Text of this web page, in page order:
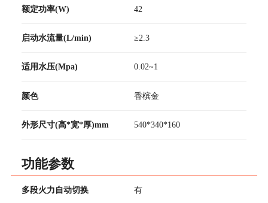
额定功率(W) 42
启动水流量(L/min) ≥2.3
适用水压(Mpa) 0.02~1
颜色 香槟金
外形尺寸(高*宽*厚)mm 540*340*160
功能参数
多段火力自动切换 有